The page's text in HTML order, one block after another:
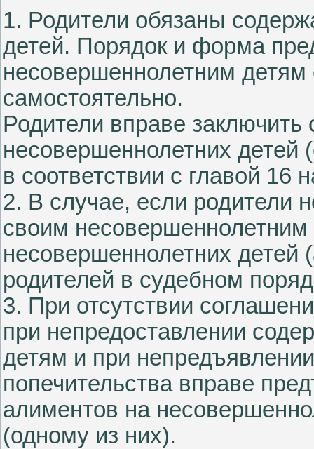
1. Родители обязаны
детей. Порядок и форма
несовершеннолетним
самостоятельно.
Родители вправе
несовершеннолетних детей
в соответствии с главой 16
2. В случае, если родители
своим
несовершеннолетних
родителей в судебном
3. При отсутствии
при непредоставлении
детям и при
попечительства вправе
алиментов на
(одному из них).